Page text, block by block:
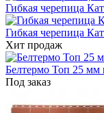
Гибкая черепица
Гибкая черепица
Хит продаж
Белтермо Топ 25 мм
Под заказ